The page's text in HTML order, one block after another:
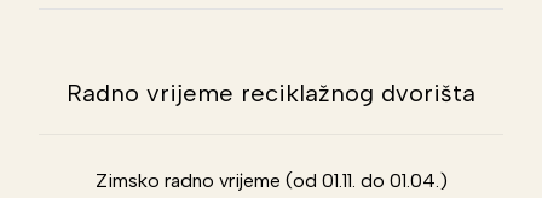
Radno vrijeme reciklažnog dvorišta
Zimsko radno vrijeme (od 01.11. do 01.04.)